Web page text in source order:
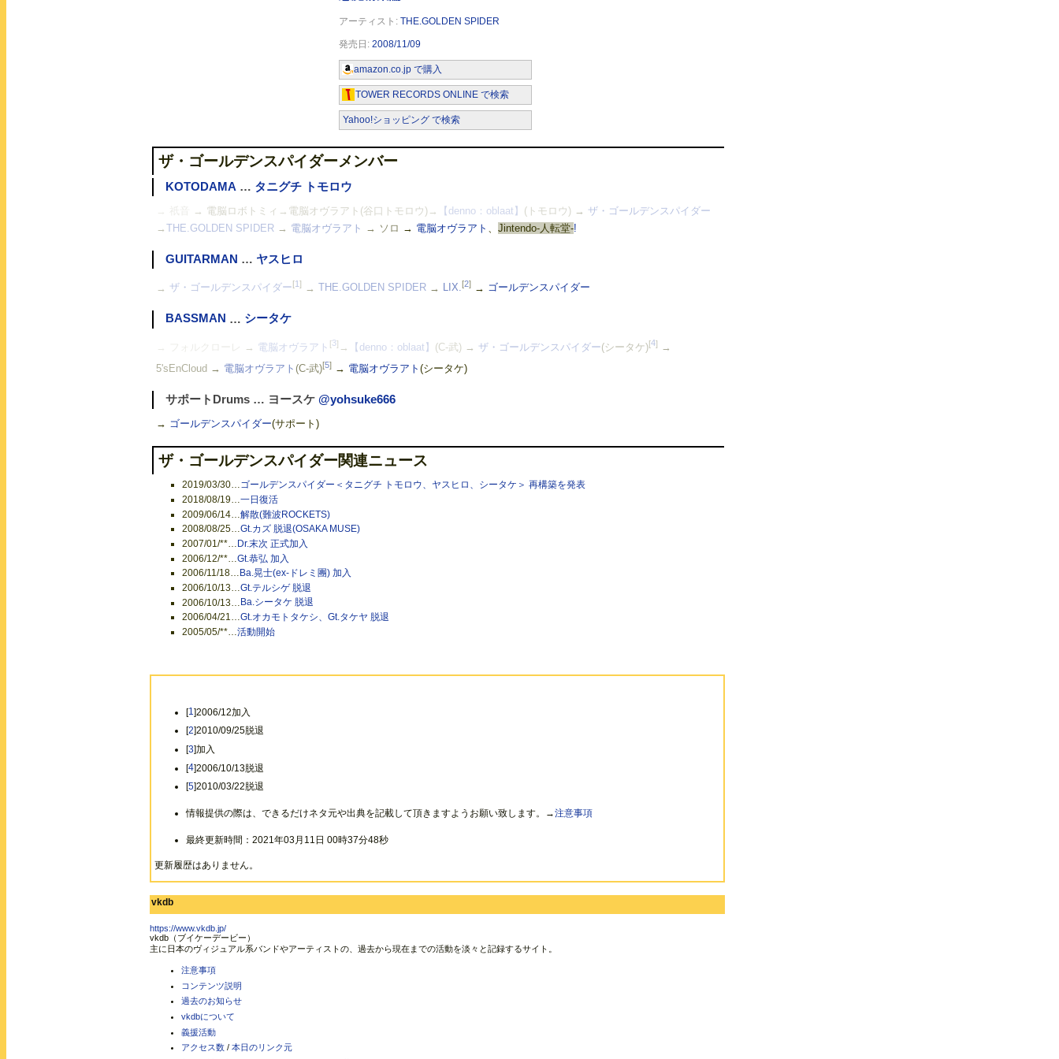
THE.GOLDEN SPIDER
2008/11/09
amazon.co.jp で購入
TOWER RECORDS ONLINE で検索
Yahoo!ショッピング で検索
ザ・ゴールデンスパイダーメンバー
KOTODAMA … タニグチ トモロウ
→ 祇音 → 電脳ロボトミィ→電脳オヴラアト(谷口トモロウ)→ 【denno：oblaat】 (トモロウ)→ ザ・ゴールデンスパイダー
→ THE.GOLDEN SPIDER→ 電脳オヴラアト → ソロ → 電脳オヴラアト 、 Jintendo-人転堂-!
GUITARMAN … ヤスヒロ
→ ザ・ゴールデンスパイダー[1] → THE.GOLDEN SPIDER→ LIX.[2]→ ゴールデンスパイダー
BASSMAN … シータケ
→ フォルクローレ → 電脳オヴラアト [3] → 【denno：oblaat】 (C-武)→ ザ・ゴールデンスパイダー(シータケ)[4] →
5'sEnCloud → 電脳オヴラアト (C-武)[5]→ 電脳オヴラアト (シータケ)
サポートDrums … ヨースケ @yohsuke666
→ ゴールデンスパイダー(サポート)
ザ・ゴールデンスパイダー関連ニュース
2019/03/30…ゴールデンスパイダー＜タニグチ トモロウ、ヤスヒロ、シータケ＞ 再構築を発表
2018/08/19…一日復活
2009/06/14
解散(難波ROCKETS)
2008/08/25…Gt.カズ 脱退(OSAKA MUSE)
2007/01/**… Dr.末次 正式加入
2006/12/**
Gt.恭弘 加入
2006/11/18… Ba.晃士(ex-ドレミ團) 加入
2006/10/13…Gt.テルシゲ 脱退
2006/10/13
Ba.シータケ 脱退
2006/04/21…Gt.オカモトタケシ、Gt.タケヤ 脱退
2005/05/**…活動開始
[1]2006/12加入
[2]2010/09/25脱退
[3]加入
[4]2006/10/13脱退
[5]2010/03/22脱退
情報提供の際は、できるだけネタ元や出典を記載して頂きますようお願い致します。→注意事項
最終更新時間：2021年03月11日 00時37分48秒
更新履歴はありません。
vkdb
https://www.vkdb.jp/
vkdb（ブイケーデービー）
主に日本のヴィジュアル系バンドやアーティストの、過去から現在までの活動を淡々と記録するサイト。
注意事項
コンテンツ説明
過去のお知らせ
vkdbについて
義援活動
アクセス数 / 本日のリンク元